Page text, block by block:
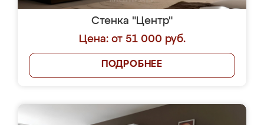
Стенка "Центр"
Цена: от 51 000 руб.
ПОДРОБНЕЕ